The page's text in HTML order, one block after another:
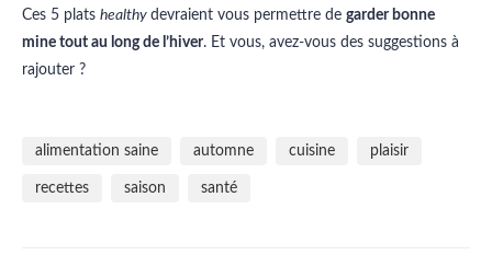
Ces 5 plats healthy devraient vous permettre de garder bonne
mine tout au long de l’hiver. Et vous, avez-vous des suggestions à
rajouter ?
alimentation saine automne cuisine plaisir
recettes saison santé